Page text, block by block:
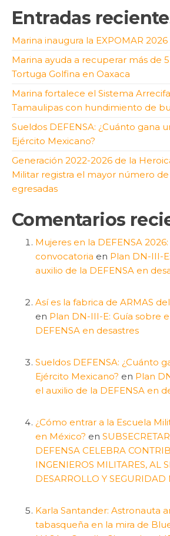
Entradas
Marina inaugura la EXPOMAR
Marina ayuda a recuperar más de
Tortuga Golfina en Oaxaca
Marina fortalece el Sistema
Tamaulipas con hundimiento de
Sueldos DEFENSA: ¿Cuánto gana
Ejército Mexicano?
Generación 2022-2026 de la
Militar registra el mayor número
egresadas
Comentarios
Mujeres en la DEFENSA
convocatoria en Plan DN-III-
auxilio de la DEFENSA en
Así es la fabrica de ARMAS
en Plan DN-III-E: Guía sobre
DEFENSA en desastres
Sueldos DEFENSA: ¿Cuánto
Ejército Mexicano? en Plan
el auxilio de la DEFENSA en
¿Cómo entrar a la Escuela
en México? en
DEFENSA CELEBRA
INGENIEROS MILITARES, AL
DESARROLLO Y
Karla Santander: Astronauta
tabasqueña en la mira de